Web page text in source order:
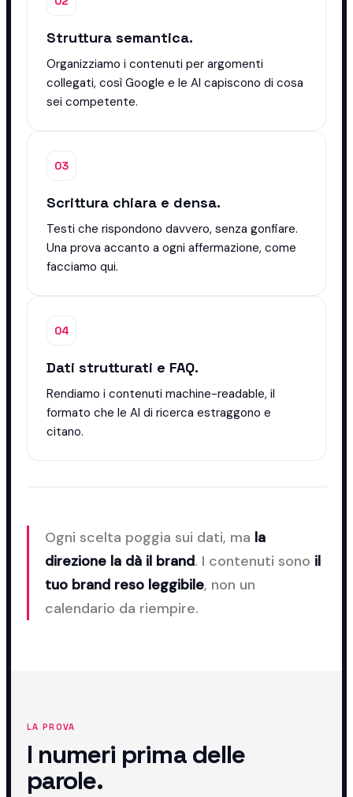
Struttura semantica.
Organizziamo i contenuti per argomenti
collegati, così Google e le AI capiscono di cosa
sei competente.
03
Scrittura chiara e densa.
Testi che rispondono davvero, senza gonfiare.
Una prova accanto a ogni affermazione, come
facciamo qui.
04
Dati strutturati e FAQ.
Rendiamo i contenuti machine-readable, il
formato che le AI di ricerca estraggono e
citano.
Ogni scelta poggia sui dati, ma la
direzione la dà il brand. I contenuti sono il
tuo brand reso leggibile, non un
calendario da riempire.
LA PROVA
I numeri prima delle
parole.